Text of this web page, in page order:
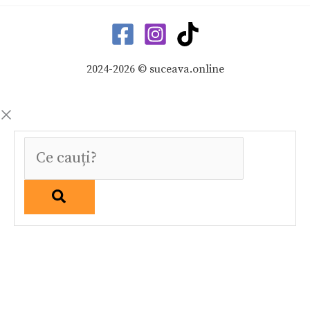
2024-2026 © suceava.online